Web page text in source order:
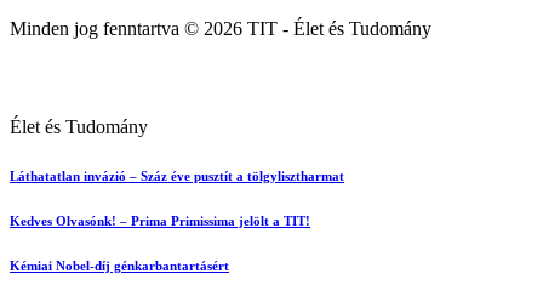
Minden jog fenntartva © 2026 TIT - Élet és Tudomány
Élet és Tudomány
Láthatatlan invázió – Száz éve pusztít a tölgylisztharmat
Kedves Olvasónk! – Prima Primissima jelölt a TIT!
Kémiai Nobel-díj génkarbantartásért